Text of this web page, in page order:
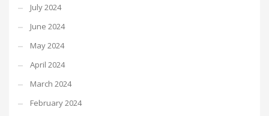
July 2024
June 2024
May 2024
April 2024
March 2024
February 2024